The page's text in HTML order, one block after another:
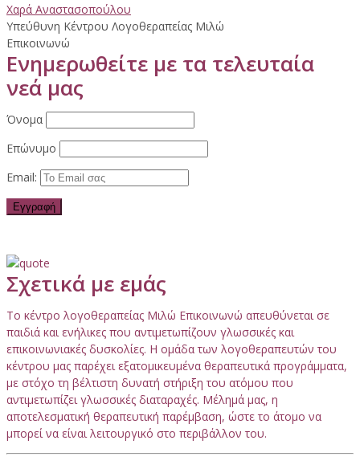
Χαρά Αναστασοπούλου
Υπεύθυνη Κέντρου Λογοθεραπείας Μιλώ
Επικοινωνώ
Ενημερωθείτε με τα τελευταία
νεά μας
Όνομα
Επώνυμο
Email:
Σχετικά με εμάς
Το κέντρο λογοθεραπείας Μιλώ Επικοινωνώ απευθύνεται σε
παιδιά και ενήλικες που αντιμετωπίζουν γλωσσικές και
επικοινωνιακές δυσκολίες. Η ομάδα των λογοθεραπευτών του
κέντρου μας παρέχει εξατομικευμένα θεραπευτικά προγράμματα,
με στόχο τη βέλτιστη δυνατή στήριξη του ατόμου που
αντιμετωπίζει γλωσσικές διαταραχές. Μέλημά μας, η
αποτελεσματική θεραπευτική παρέμβαση, ώστε το άτομο να
μπορεί να είναι λειτουργικό στο περιβάλλον του.